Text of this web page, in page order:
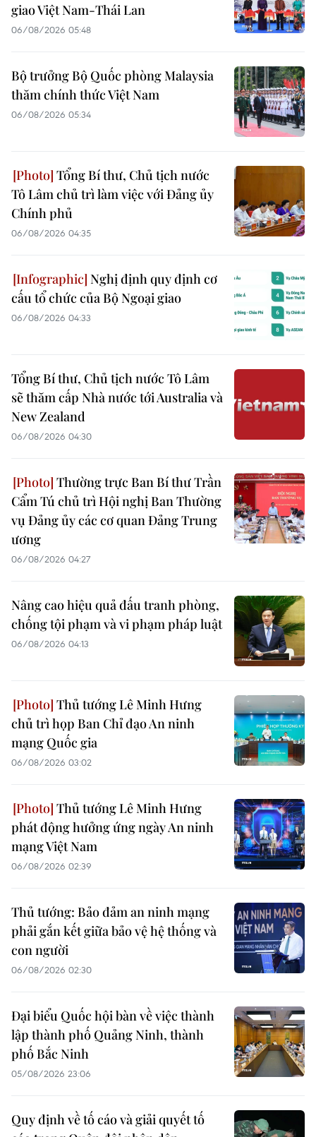
giao Việt Nam-Thái Lan
06/08/2026 05:48
Bộ trưởng Bộ Quốc phòng Malaysia
thăm chính thức Việt Nam
06/08/2026 05:34
Tổng Bí thư, Chủ tịch nước
Tô Lâm chủ trì làm việc với Đảng ủy
Chính phủ
06/08/2026 04:35
Nghị định quy định cơ
cấu tổ chức của Bộ Ngoại giao
06/08/2026 04:33
Tổng Bí thư, Chủ tịch nước Tô Lâm
sẽ thăm cấp Nhà nước tới Australia và
New Zealand
06/08/2026 04:30
Thường trực Ban Bí thư Trần
Cẩm Tú chủ trì Hội nghị Ban Thường
vụ Đảng ủy các cơ quan Đảng Trung
ương
06/08/2026 04:27
Nâng cao hiệu quả đấu tranh phòng,
chống tội phạm và vi phạm pháp luật
06/08/2026 04:13
Thủ tướng Lê Minh Hưng
chủ trì họp Ban Chỉ đạo An ninh
mạng Quốc gia
06/08/2026 03:02
Thủ tướng Lê Minh Hưng
phát động hưởng ứng ngày An ninh
mạng Việt Nam
06/08/2026 02:39
Thủ tướng: Bảo đảm an ninh mạng
phải gắn kết giữa bảo vệ hệ thống và
con người
06/08/2026 02:30
Đại biểu Quốc hội bàn về việc thành
lập thành phố Quảng Ninh, thành
phố Bắc Ninh
05/08/2026 23:06
Quy định về tố cáo và giải quyết tố